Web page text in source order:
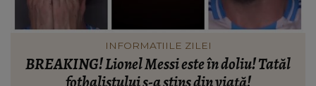
INFORMATIILE ZILEI
Când vor putea intra locatarii în blocul din